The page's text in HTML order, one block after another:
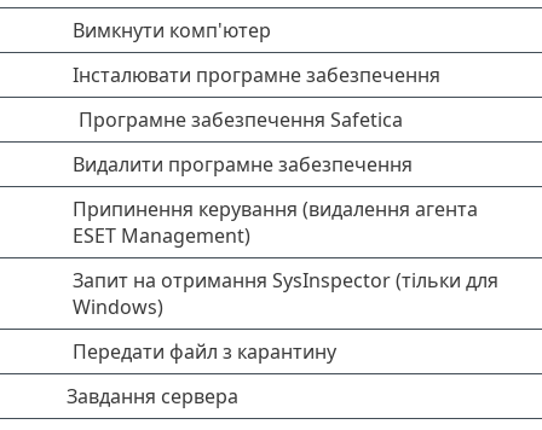
Вимкнути комп'ютер
Інсталювати програмне забезпечення
Програмне забезпечення Safetica
Видалити програмне забезпечення
Припинення керування (видалення агента
ESET Management)
Запит на отримання SysInspector (тільки для
Windows)
Передати файл з карантину
Завдання сервера